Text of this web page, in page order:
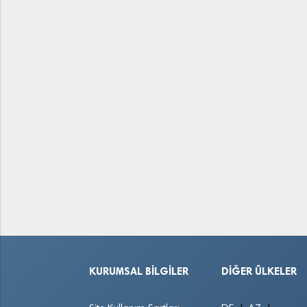
KURUMSAL BILGILER DIĞER ÜLKELER